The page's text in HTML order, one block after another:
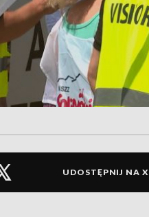
UDOSTĘPNIJ NA X